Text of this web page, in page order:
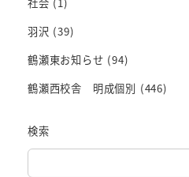
羽沢 (39)
鶴瀬東お知らせ (94)
鶴瀬西校舎 明成個別 (446)
検索